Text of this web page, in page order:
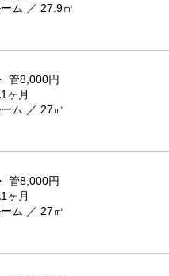
ム ／ 27.9㎡
・ 管8,000円
ヶ月
ム ／ 27㎡
・ 管8,000円
ヶ月
ム ／ 27㎡